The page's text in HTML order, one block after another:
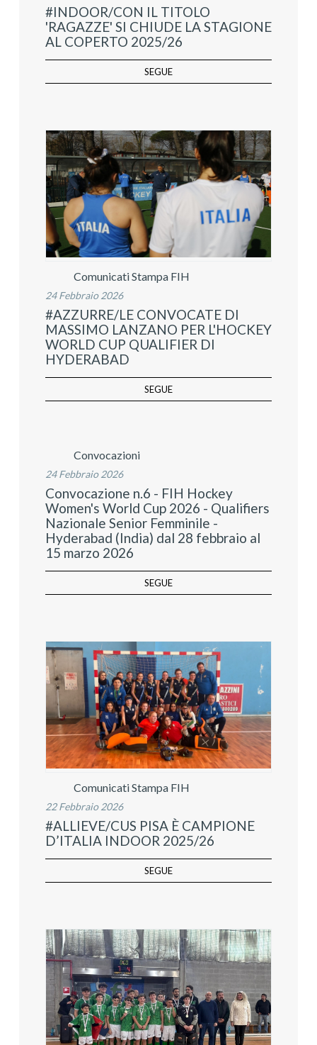
#INDOOR/CON IL TITOLO
'RAGAZZE' SI CHIUDE LA STAGIONE
AL COPERTO 2025/26
SEGUE
Comunicati Stampa FIH
24 Febbraio 2026
#AZZURRE/LE CONVOCATE DI
MASSIMO LANZANO PER L'HOCKEY
WORLD CUP QUALIFIER DI
HYDERABAD
SEGUE
Convocazioni
24 Febbraio 2026
Convocazione n.6 - FIH Hockey
Women's World Cup 2026 - Qualifiers
Nazionale Senior Femminile -
Hyderabad (India) dal 28 febbraio al
15 marzo 2026
SEGUE
Comunicati Stampa FIH
22 Febbraio 2026
#ALLIEVE/CUS PISA È CAMPIONE
D’ITALIA INDOOR 2025/26
SEGUE